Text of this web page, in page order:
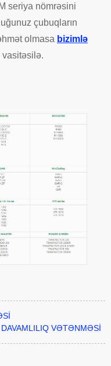
seriya nömrəsini
çubuqların
olmasa bizimlə
vasitəsilə.
VƏTƏNMƏSİ